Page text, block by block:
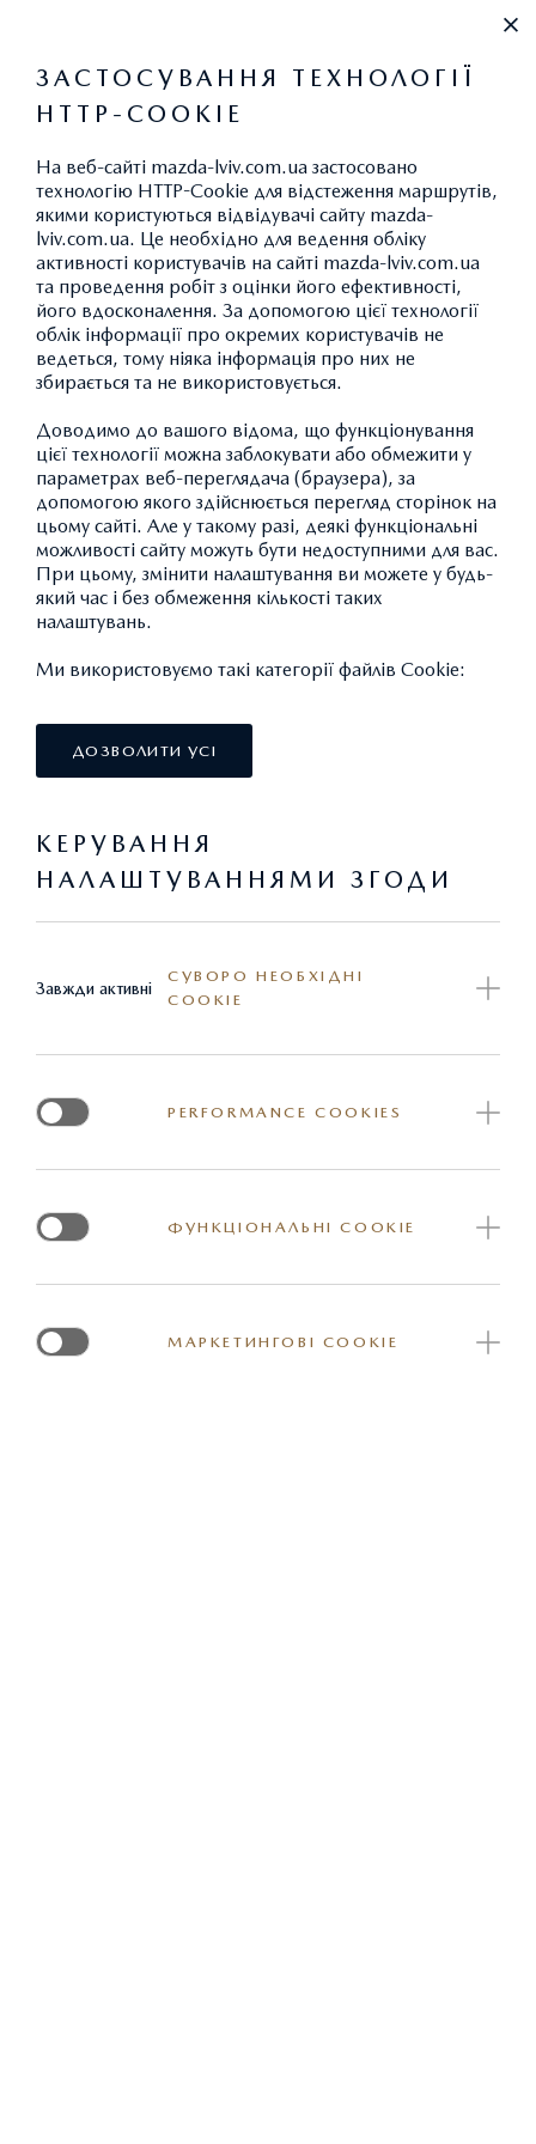
ВИКИДИ CO2
АКСЕСУАРИ MAZDA CX-30:
ТРАНСПОРТУВАННЯ
ПОВЕРНУТИСЯ ДО КАТАЛОГУ АКСЕСУАРІВ
КРІПЛЕННЯ ДЛЯ ЛИЖ/СНОУБОРДА THULE
ДОВГЕ
Ширина вантажу: 75 см. Алюмінієвий профіль.
ЗАСТОСУВАННЯ ТЕХНОЛОГІЇ
HTTP-COOKIE
На веб-сайті mazda-lviv.com.ua застосовано
технологію HTTP-Cookie для відстеження маршрутів,
якими користуються відвідувачі сайту mazda-
lviv.com.ua. Це необхідно для ведення обліку
активності користувачів на сайті mazda-lviv.com.ua
та проведення робіт з оцінки його ефективності,
його вдосконалення. За допомогою цієї технології
облік інформації про окремих користувачів не
ведеться, тому ніяка інформація про них не
збирається та не використовується.
Доводимо до вашого відома, що функціонування
цієї технології можна заблокувати або обмежити у
параметрах веб-переглядача (браузера), за
допомогою якого здійснюється перегляд сторінок на
цьому сайті. Але у такому разі, деякі функціональні
можливості сайту можуть бути недоступними для вас.
При цьому, змінити налаштування ви можете у будь-
який час і без обмеження кількості таких
налаштувань.
Ми використовуємо такі категорії файлів Cookie:
ДОЗВОЛИТИ УСІ
КЕРУВАННЯ
НАЛАШТУВАННЯМИ ЗГОДИ
Завжди активні
СУВОРО НЕОБХІДНІ
COOKIE
PERFORMANCE COOKIES
ФУНКЦІОНАЛЬНІ COOKIE
МАРКЕТИНГОВІ COOKIE